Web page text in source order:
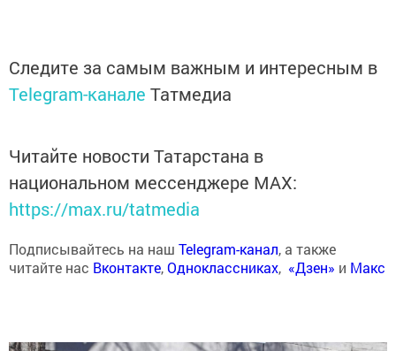
Следите за самым важным и интересным в
Telegram-канале Татмедиа
Читайте новости Татарстана в
национальном мессенджере MАХ:
https://max.ru/tatmedia
Подписывайтесь на наш Telegram-канал, а также
читайте нас Вконтакте,Одноклассниках, «Дзен» и Макс